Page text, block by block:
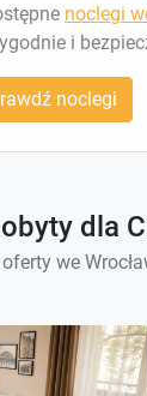
noclegi
i
noclegi
dla
we